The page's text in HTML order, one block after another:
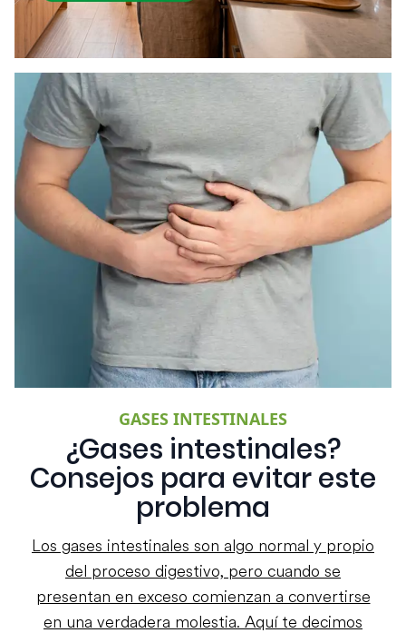
GASES INTESTINALES
¿Gases intestinales?
Consejos para evitar este
problema
Los gases intestinales son algo normal y propio
del proceso digestivo, pero cuando se
presentan en exceso comienzan a convertirse
en una verdadera molestia. Aquí te decimos